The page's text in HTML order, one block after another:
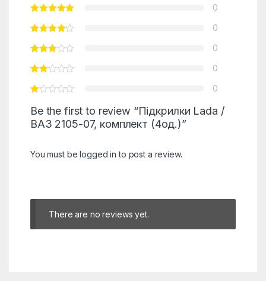
0
0
0
0
0
Be the first to review “Підкрилки Lada /
ВАЗ 2105-07, комплект (4од.)”
You must belogged in to post a review.
There are no reviews yet.